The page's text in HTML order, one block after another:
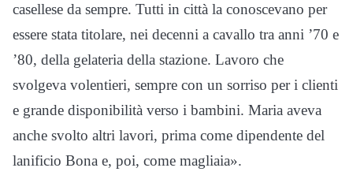
casellese da sempre. Tutti in città la conoscevano per
essere stata titolare, nei decenni a cavallo tra anni ’70 e
’80, della gelateria della stazione. Lavoro che
svolgeva volentieri, sempre con un sorriso per i clienti
e grande disponibilità verso i bambini. Maria aveva
anche svolto altri lavori, prima come dipendente del
lanificio Bona e, poi, come magliaia».